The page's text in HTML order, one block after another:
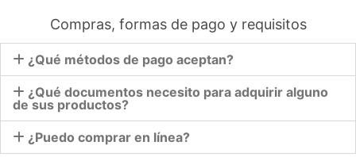
Compras, formas de pago y requisitos
¿Qué métodos de pago aceptan?
¿Qué documentos necesito para adquirir alguno
de sus productos?
¿Puedo comprar en línea?